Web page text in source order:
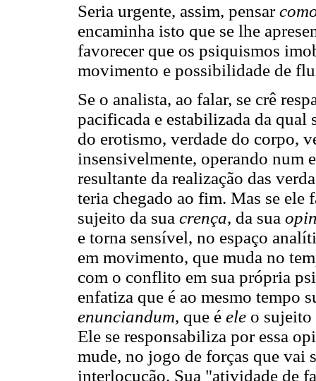
Seria urgente, assim, pensar
encaminha isto que se lhe
favorecer que os psiquismos
movimento e possibilidade de
Se o analista, ao falar, se crê
pacificada e estabilizada da qual
do erotismo, verdade do corpo,
insensivelmente, operando num
resultante da realização das
teria chegado ao fim. Mas se
sujeito da sua crença, da sua
e torna sensível, no espaço
em movimento, que muda no
com o conflito em sua própria
enfatiza que é ao mesmo tempo
enunciandum, que é ele o sujeito
Ele se responsabiliza por essa
mude, no jogo de forças que vai
interlocução. Sua "atividade de